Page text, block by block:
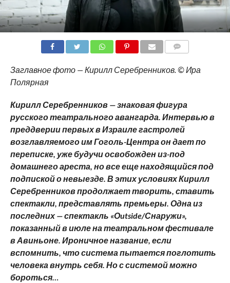
Заглавное фото — Кирилл Серебренников. © Ира
Полярная
Кирилл Серебренников — знаковая фигура
русского театрального авангарда. Интервью в
преддверии первых в Израиле гастролей
возглавляемого им Гоголь-Центра он дает по
переписке, уже будучи освобожден из-под
домашнего ареста, но все еще находящийся под
подпиской о невыезде. В этих условиях Кирилл
Серебренников продолжает творить, ставить
спектакли, представлять премьеры. Одна из
последних — спектакль «Оutside/Снаружи»,
показанный в июле на театральном фестивале
в Авиньоне. Ироничное название, если
вспомнить, что система пытается поглотить
человека внутрь себя. Но с системой можно
бороться…